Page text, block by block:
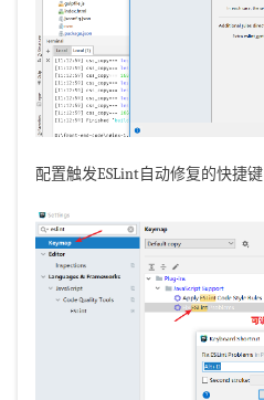
配置触发ESLint自动修复的快捷键